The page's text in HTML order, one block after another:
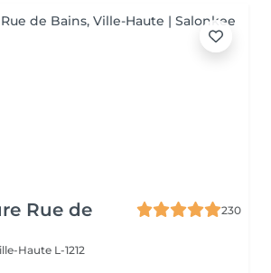
Rue de
230
Haute L-1212